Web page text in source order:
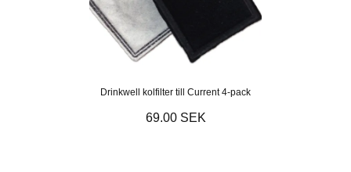
Drinkwell kolfilter till Current 4-pack
69.00 SEK